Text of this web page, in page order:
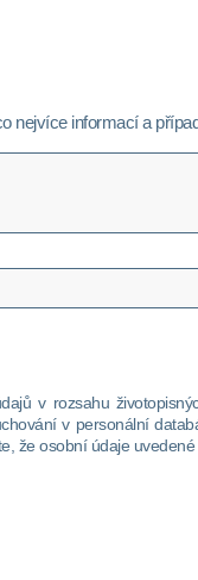
nejvíce informací a
v rozsahu
v personální
že osobní údaje